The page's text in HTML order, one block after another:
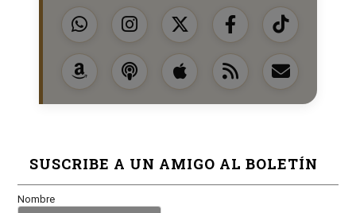
SUSCRIBE A UN AMIGO AL BOLETÍN
Nombre